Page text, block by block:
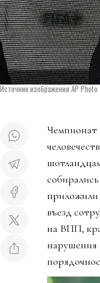
Источник изображения AP Photo
Чемпионат
приложили
въезд
на ВПП,
нарушения